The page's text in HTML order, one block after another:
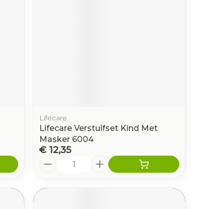
Lifecare
Lifecare Verstuifset Kind Met
Masker 6004
€ 12,35